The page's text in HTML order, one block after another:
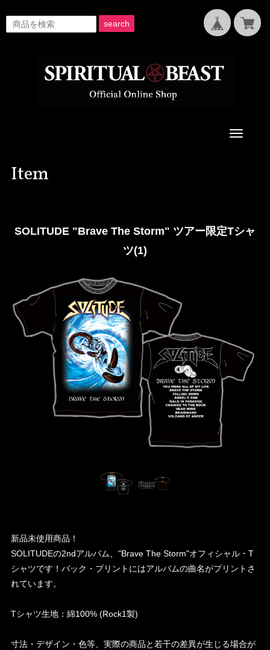
search
Toggle
Item
SOLITUDE "Brave The Storm" ツアー限定Tシャ
ツ(1)
新品未使用商品！
SOLITUDEの2ndアルバム、"Brave The Storm"オフィシャル・T
シャツです！バック・プリントにはアルバムの曲名がプリントさ
れています。
Tシャツ生地：綿100% (Rock1製)
寸法・デザイン・色等、実際の商品と若干の差異が生じる場合が